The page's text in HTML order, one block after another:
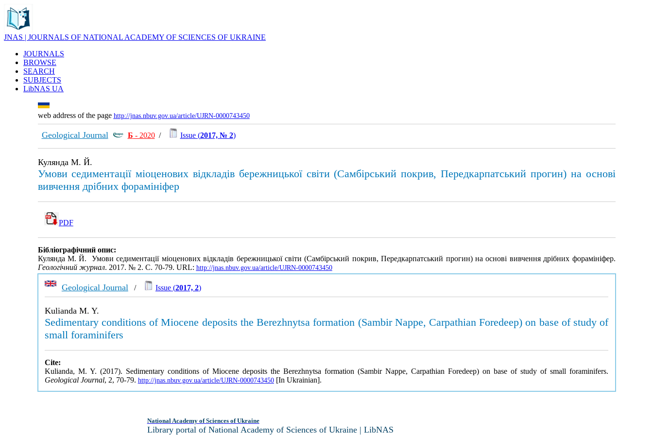
JNAS | JOURNALS OF NATIONAL ACADEMY OF SCIENCES OF UKRAINE
JOURNALS
BROWSE
SEARCH
SUBJECTS
LibNAS UA
web address of the page http://jnas.nbuv.gov.ua/article/UJRN-0000743450
Geological Journal Б - 2020/ Issue (2017, № 2)
Кулянда М. Й.
Умови седиментації міоценових відкладів бережницької світи (Самбірський покрив, Передкарпатський прогин) на основі
вивчення дрібних форамініфер
PDF
Бібліографічний опис:
Кулянда М. Й. Умови седиментації міоценових відкладів бережницької світи (Самбірський покрив, Передкарпатський прогин) на основі вивчення дрібних форамініфер.
Геологічний журнал. 2017. № 2. С. 70-79. URL: http://jnas.nbuv.gov.ua/article/UJRN-0000743450
Geological Journal / Issue (2017, 2)
Kulianda M. Y.
Sedimentary conditions of Miocene deposits the Berezhnytsa formation (Sambir Nappe, Carpathian Foredeep) on base of study of
small foraminifers
Cite:
Kulianda, M. Y. (2017). Sedimentary conditions of Miocene deposits the Berezhnytsa formation (Sambir Nappe, Carpathian Foredeep) on base of study of small foraminifers.
Geological Journal, 2, 70-79. http://jnas.nbuv.gov.ua/article/UJRN-0000743450[In Ukrainian].
National Academy of Sciences of Ukraine
Library portal of National Academy of Sciences of Ukraine | LibNAS